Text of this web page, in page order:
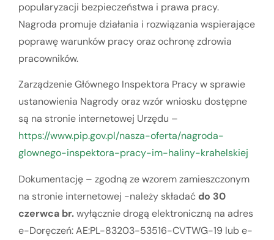
popularyzacji bezpieczeństwa i prawa pracy.
Nagroda promuje działania i rozwiązania wspierające
poprawę warunków pracy oraz ochronę zdrowia
pracowników.
Zarządzenie Głównego Inspektora Pracy w sprawie
ustanowienia Nagrody oraz wzór wniosku dostępne
są na stronie internetowej Urzędu –
https://www.pip.gov.pl/nasza-oferta/nagroda-
glownego-inspektora-pracy-im-haliny-krahelskiej
Dokumentację – zgodną ze wzorem zamieszczonym
na stronie internetowej -należy składać do 30
czerwca br.wyłącznie drogą elektroniczną na adres
e-Doręczeń: AE:PL-83203-53516-CVTWG-19 lub e-